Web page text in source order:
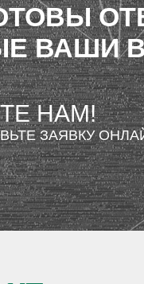
ВАШИ
НАМ!
ЗАЯВКУ